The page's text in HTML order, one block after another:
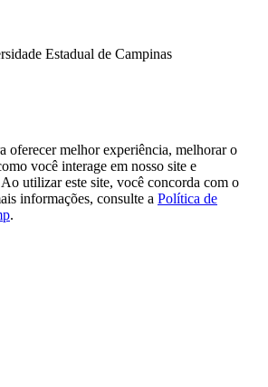
Estadual de Campinas
oferecer melhor experiência, melhorar o
você interage em nosso site e
utilizar este site, você concorda com o
informações, consulte a Política de
.